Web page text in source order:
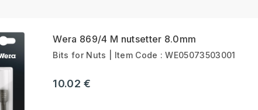
Wera 869/4 M nutsetter 8.0mm
Bits for Nuts | Item Code : WE05073503001
10.02 €